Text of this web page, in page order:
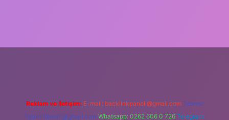
Reklam ve İletişim: E-mail: backlinkpaneli@gmail.com Teams:
forumhizmeti@gmail.com Whatsapp: 0262 606 0 726 Telegram: